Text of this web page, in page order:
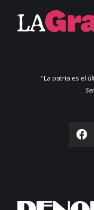
"La patria es el